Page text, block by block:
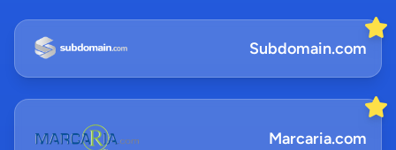
Subdomain.com
Marcaria.com